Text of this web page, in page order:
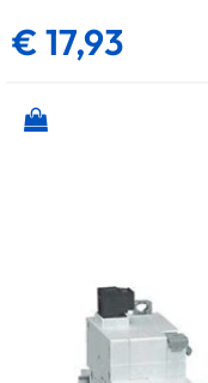
€ 17,93
Quantità